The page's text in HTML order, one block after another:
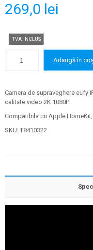
269,0 lei
TVA INCLUS
Adaugă în
Camera de supraveghere eufy
calitate video 2K 1080P.
Compatibila cu Apple
SKU: T8410322